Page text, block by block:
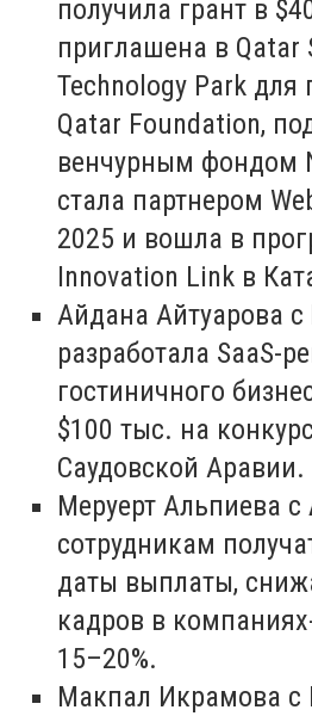
получила грант в
приглашена в Qatar
Technology Park для
Qatar Foundation,
венчурным фондом
стала партнером
2025 и вошла в
Innovation Link в
Айдана Айтуарова с
разработала SaaS-
гостиничного
$100 тыс. на
Саудовской Аравии.
Меруерт Альпиева с
сотрудникам
даты выплаты,
кадров в
15–20%.
Макпал Икрамова с